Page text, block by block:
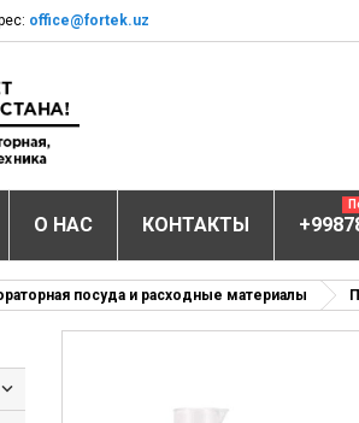
office@fortek.uz
ОБОРУДОВАНИЕ
Анализаторы иммунохемилюминесцентные
О НАС КОНТАКТЫ
посуда и расходные материалы